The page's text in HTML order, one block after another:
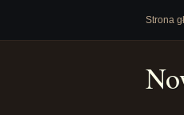
Strona